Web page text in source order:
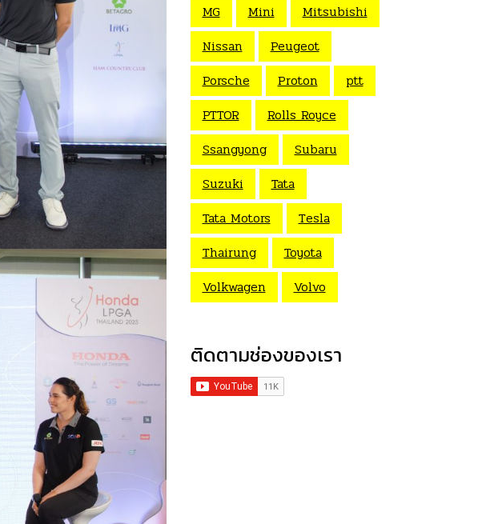
MG
Mini
Mitsubishi
Nissan
Peugeot
Porsche
Proton
ptt
PTTOR
Rolls Royce
Ssangyong
Subaru
Suzuki
Tata
Tata Motors
Tesla
Thairung
Toyota
Volkwagen
Volvo
ติดตามช่องของเรา